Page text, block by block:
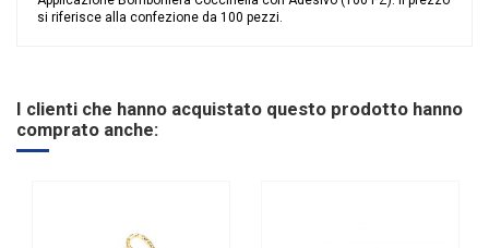
si riferisce alla confezione da 100 pezzi.
Categoria Prodotto
I clienti che hanno acquistato questo prodotto hanno
comprato anche: